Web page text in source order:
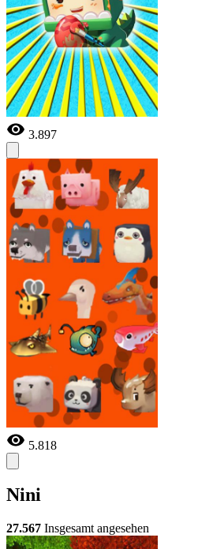
3.897
5.818
Nini
27.567 Insgesamt angesehen